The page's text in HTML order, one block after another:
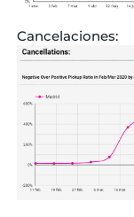
Cancelaciones: